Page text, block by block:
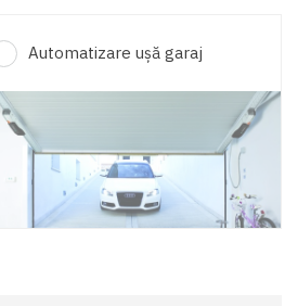
Automatizare ușă garaj